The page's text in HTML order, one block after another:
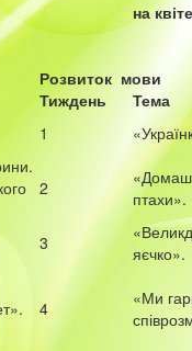
на
Розвиток мови
Тиждень Тема
1
2
птахи».
3
яєчко».
4
«Ми